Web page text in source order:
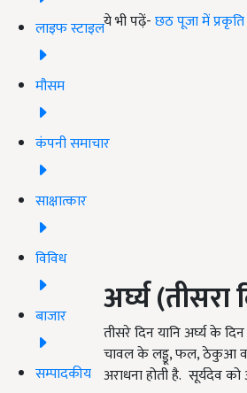
लाइफ स्टाइल
मौसम
कंपनी समाचार
साक्षात्कार
विविध
बाजार
सम्पादकीय
ये भी पढ़ें-छठ पूजा में
अर्घ्य (तीसरा
तीसरे दिन यानि अर्घ्य के
चावल के लड्डू, फल, ठेकुआ
अराधना होती है. सूर्यदेव